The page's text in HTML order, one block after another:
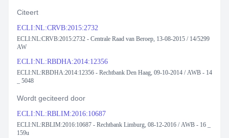
Citeert
ECLI:NL:CRVB:2015:2732
ECLI:NL:CRVB:2015:2732 - Centrale Raad van Beroep, 13-08-2015 / 14/5299
AW
ECLI:NL:RBDHA:2014:12356
ECLI:NL:RBDHA:2014:12356 - Rechtbank Den Haag, 09-10-2014 / AWB - 14
_ 5048
Wordt geciteerd door
ECLI:NL:RBLIM:2016:10687
ECLI:NL:RBLIM:2016:10687 - Rechtbank Limburg, 08-12-2016 / AWB - 16 _
159u